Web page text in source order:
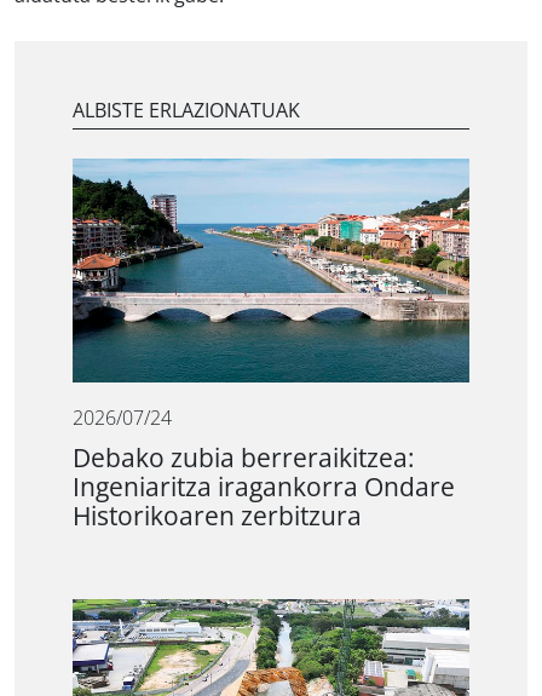
ALBISTE ERLAZIONATUAK
2026/07/24
Debako zubia berreraikitzea:
Ingeniaritza iragankorra Ondare
Historikoaren zerbitzura